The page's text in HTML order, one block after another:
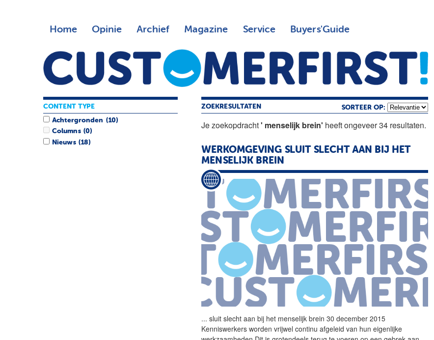
Home Opinie Archief Magazine Service Buyers'Guide
ZOEKRESULTATEN SORTEER OP:
Je zoekopdracht' menselijk brein' heeft ongeveer 34 resultaten.
WERKOMGEVING SLUIT SLECHT AAN BIJ HET
MENSELIJK BREIN
... sluit slecht aan bij het menselijk brein 30 december 2015
Kenniswerkers worden vrijwel continu afgeleid van hun eigenlijke
CONTENT TYPE
Achtergronden (10)
Columns (0)
Nieuws (18)